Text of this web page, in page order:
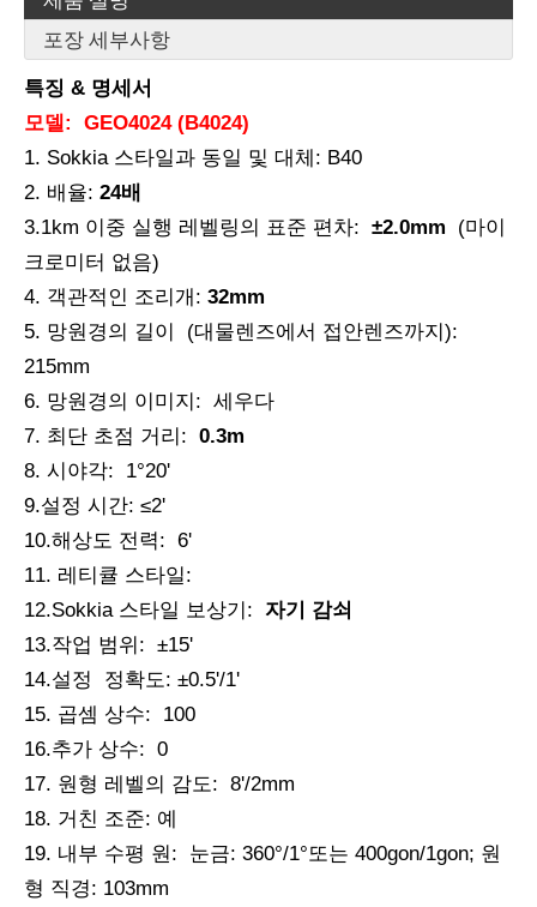
Automatic Level 자동 레벨
자동 레벨
포장 세부사항
특징 & 명세서
모델:
GEO4024 (B4024)
1. Sokkia 스타일과 동일 및 대체: B40
2. 배율: 24배
3.1km 이중 실행 레벨링의 표준 편차: ±2.0mm (마이
크로미터 없음)
4. 객관적인 조리개: 32mm
5. 망원경의 길이 (대물렌즈에서 접안렌즈까지):
215mm
6. 망원경의 이미지: 세우다
7. 최단 초점 거리: 0.3m
8. 시야각: 1°20'
9.설정 시간: ≤2'
10.해상도 전력: 6'
11. 레티큘 스타일:
12.Sokkia 스타일 보상기: 자기 감쇠
13.작업 범위: ±15'
14.설정 정확도: ±0.5'/1'
15. 곱셈 상수: 100
16.추가 상수: 0
17. 원형 레벨의 감도: 8'/2mm
18. 거친 조준: 예
19. 내부 수평 원: 눈금: 360°/1°또는 400gon/1gon; 원
형 직경: ​​103mm